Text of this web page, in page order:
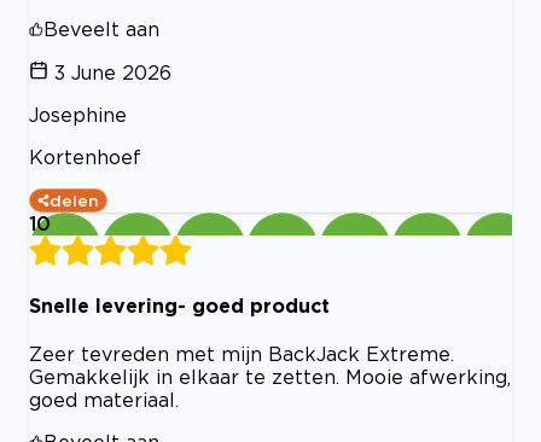
Beveelt aan
3 June 2026
Josephine
Kortenhoef
delen
10
Snelle levering- goed product
Zeer tevreden met mijn BackJack Extreme.
Gemakkelijk in elkaar te zetten. Mooie afwerking,
goed materiaal.